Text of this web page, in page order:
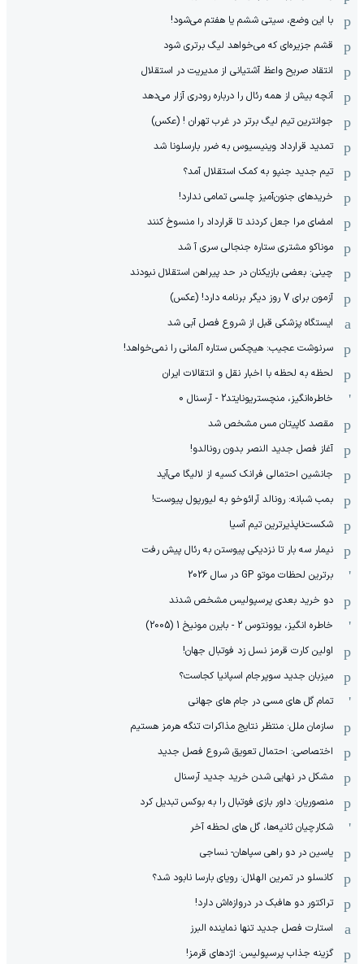
با این وضع، سیتی ششم یا هفتم می‌شود!
قشم جزیره‌ای که می‌خواهد لیگ برتری شود
انتقاد صریح واعظ آشتیانی از مدیریت در استقلال
آنچه بیش از همه رئال را درباره رودری آزار می‌دهد
جوانترین تیم لیگ برتر در غرب تهران ! (عکس)
تمدید قرارداد وینیسیوس به ضرر بارسلونا شد
تیم جدید جنپو به کمک استقلال آمد؟
خریدهای جنون‌آمیز چلسی تمامی ندارد!
امضای مرا جعل کردند تا قرارداد را منسوخ کنند
موناکو مشتری ستاره جنجالی سری آ شد
چینی: بعضی بازیکنان در حد پیراهن استقلال نبودند
آزمون برای 7 روز دیگر برنامه دارد! (عکس)
ایستگاه پزشکی قبل از شروع فصل آبی شد
سرنوشت عجیب: هیچکس ستاره آلمانی را نمی‌خواهد!
لحظه به لحظه با اخبار نقل و انتقالات ایران
خاطره‌انگیز، منچستریونایتد2 - آرسنال 0
مقصد کاپیتان مس مشخص شد
آغاز فصل جدید النصر بدون رونالدو!
جانشین احتمالی فرانک کسیه از لالیگا می‌آید
بمب شبانه: رونالد آرائوخو به لیورپول پیوست!
شکست‌ناپذیرترین تیم آسیا
نیمار سه بار تا نزدیکی پیوستن به رئال پیش رفت
برترین لحظات موتو GP در سال 2026
دو خرید بعدی پرسپولیس مشخص شدند
خاطره انگیز، یوونتوس 2 - بایرن مونیخ 1 (2005)
اولین کارت قرمز نسل زد فوتبال جهان!
میزبان جدید سوپرجام اسپانیا کجاست؟
تمام گل های مسی در جام های جهانی
سازمان ملل: منتظر نتایج مذاکرات تنگه هرمز هستیم
اختصاصی: احتمال تعویق شروع فصل جدید
مشکل در نهایی شدن خرید جدید آرسنال
منصوریان: داور بازی فوتبال را به بوکس تبدیل کرد
شکارچیان ثانیه‌ها، گل های لحظه آخر
یاسین در دو راهی سپاهان- نساجی
کانسلو در تمرین الهلال: رویای بارسا نابود شد؟
تراکتور دو هافبک در دروازه‌اش دارد!
استارت فصل جدید تنها نماینده البرز
گزینه جذاب پرسپولیس: اژدهای قرمز!